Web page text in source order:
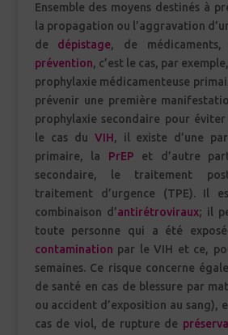
Ensemble des moyens destinés à
la propagation ou l’aggravation
de dépistage, de médicaments,
prévention, c’est le cas, par
prophylaxie médicamenteuse
prévenir une première
prophylaxie secondaire pour éviter
le cas du VIH, il existe d’une
primaire, la PrEP et d’autre
secondaire, le traitement
traitement d’urgence (TPE). Il
combinaison d’antirétroviraux; il
toute personne qui a été
contamination par le VIH et ce,
semaines. Ce risque concerne
de santé en cas de blessure par
ou accident d’exposition au sang),
cas de viol, de rupture de